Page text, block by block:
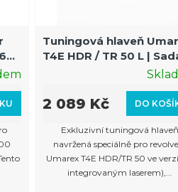
Tuningová hlaveň
T4E HDR / TR 50 L |
prodloužením a
DO
2 089 Kč
Exkluzivní tuningová hlaveň
navržená speciálně pro
Umarex T4E HDR/TR 50 ve
integrovaným laserem),...